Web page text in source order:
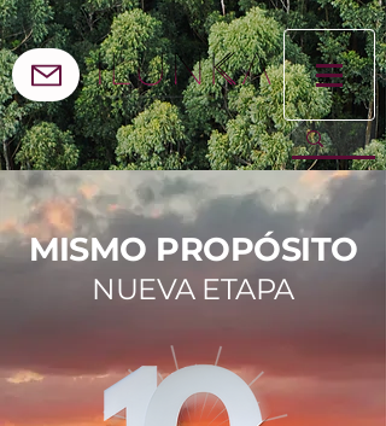
MISMO PROPÓSITO
NUEVA ETAPA